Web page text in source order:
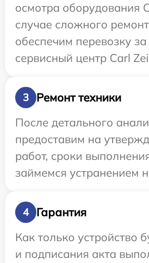
осмотра оборудования
случае сложного
обеспечим перевозку
сервисный центр Carl
3
Ремонт техники
После детального
предоставим на
работ, сроки
займемся устранением
4
Гарантия
Как только устройство
и подписания акта